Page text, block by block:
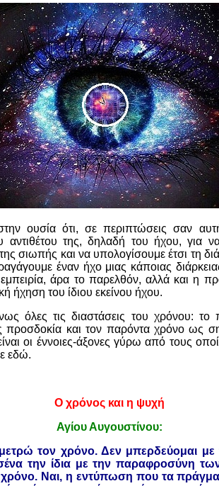
ουσία ότι, σε περιπτώσεις σαν
αντιθέτου της, δηλαδή του ήχου, για
σιωπής και να υπολογίσουμε έτσι τη
έναν ήχο μιας κάποιας
άρα το παρελθόν, αλλά και η
ήχηση του ίδιου εκείνου ήχου.
όλες τις διαστάσεις του χρόνου:
και τον παρόντα χρόνο ως
οι έννοιες-άξονες γύρω από τους
εδώ.
Ο χρόνος και η ψυχή
Αγίου Αυγουστίνου:
τον χρόνο. Δεν μπερδεύομαι με
την ίδια με την παραφροσύνη
Ναι, η εντύπωση που τα